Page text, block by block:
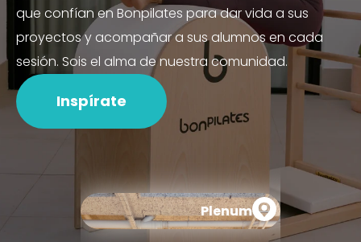
que confían en Bonpilates para dar vida a sus
proyectos y acompañar a sus alumnos en cada
sesión. Sois el alma de nuestra comunidad.
Inspírate
Plenum